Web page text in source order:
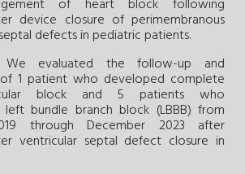
of heart block following
device closure of perimembranous
defects in pediatric patients.
evaluated the follow-up and
1 patient who developed complete
block and 5 patients who
bundle branch block (LBBB) from
through December 2023 after
ventricular septal defect closure in